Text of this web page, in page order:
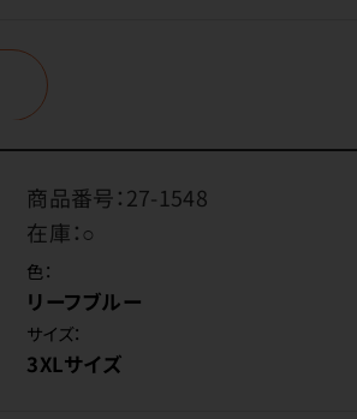
商品番号：27-1548
在庫：○
色：
リーフブルー
サイズ：
3XLサイズ